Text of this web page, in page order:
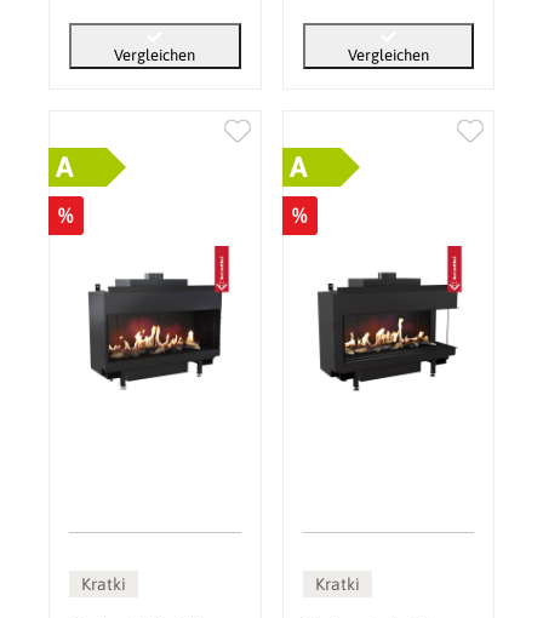
Vergleichen Vergleichen
A
%
Kratki
A
%
Kratki